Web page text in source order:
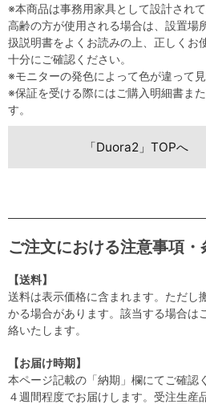
※本商品は事務用家具として設計され
高齢の方が使用される場合は、設置場
扱説明書をよくお読みの上、正しくお
十分にご確認ください。
※モニターの発色によって色が違って見
※保証を受ける際にはご購入明細書ま
す。
「Duora2」TOPへ
ご注文における注意事項・
【送料】
送料は表示価格に含まれます。ただし
かる場合があります。該当する場合は
絡いたします。
【お届け時期】
本ページ記載の「納期」欄にてご確認
４週間程度でお届けします。受注生産